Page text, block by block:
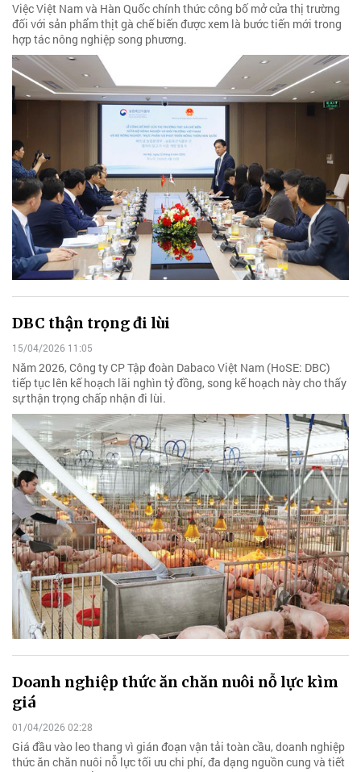
Việc Việt Nam và Hàn Quốc chính thức công bố mở cửa thị trường
đối với sản phẩm thịt gà chế biến được xem là bước tiến mới trong
hợp tác nông nghiệp song phương.
DBC thận trọng đi lùi
15/04/2026 11:05
Năm 2026, Công ty CP Tập đoàn Dabaco Việt Nam (HoSE: DBC)
tiếp tục lên kế hoạch lãi nghìn tỷ đồng, song kế hoạch này cho thấy
sự thận trọng chấp nhận đi lùi.
Doanh nghiệp thức ăn chăn nuôi nỗ lực kìm
giá
01/04/2026 02:28
Giá đầu vào leo thang vì gián đoạn vận tải toàn cầu, doanh nghiệp
thức ăn chăn nuôi nỗ lực tối ưu chi phí, đa dạng nguồn cung và tiết